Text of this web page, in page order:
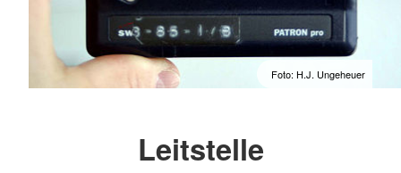
Foto: H.J. Ungeheuer
Leitstelle